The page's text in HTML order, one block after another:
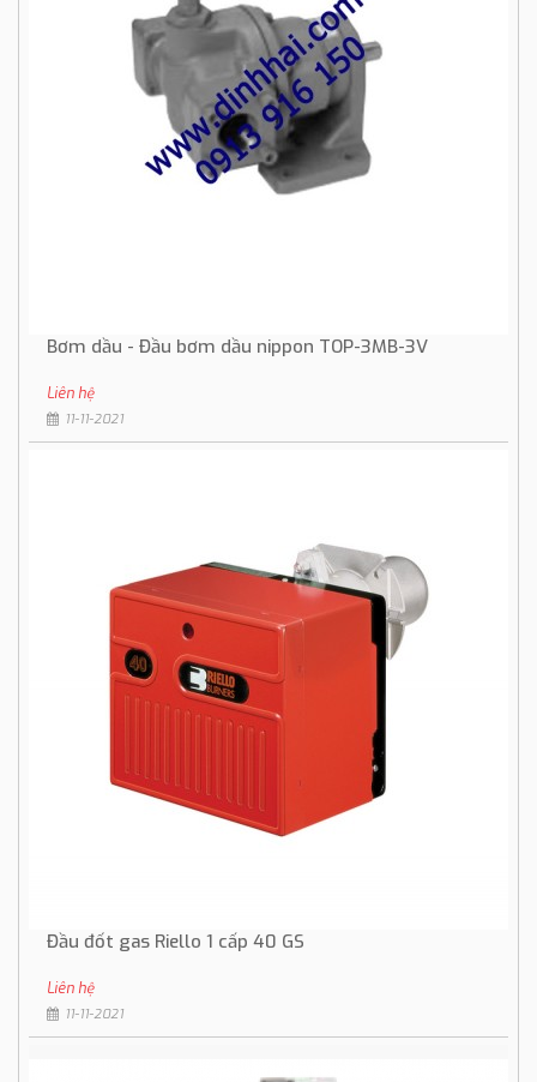
Bơm dầu - Đầu bơm dầu nippon TOP-3MB-3V
Liên hệ
11-11-2021
Đầu đốt gas Riello 1 cấp 40 GS
Liên hệ
11-11-2021